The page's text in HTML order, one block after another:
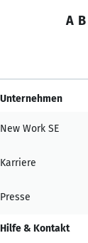
A B
Unternehmen
New Work SE
Karriere
Presse
Hilfe & Kontakt